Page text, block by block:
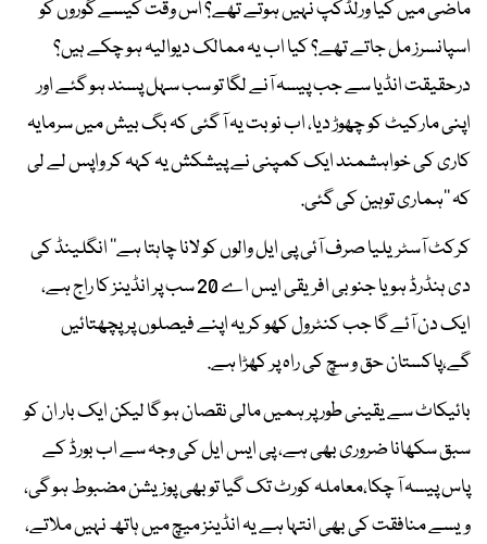
ماضی میں کیا ورلڈکپ نہیں ہوتے تھے؟ اس وقت کیسے گوروں کو
اسپانسرز مل جاتے تھے؟ کیا اب یہ ممالک دیوالیہ ہو چکے ہیں؟
درحقیقت انڈیا سے جب پیسہ آنے لگا تو سب سہل پسند ہو گئے اور
اپنی مارکیٹ کو چھوڑ دیا، اب نوبت یہ آ گئی کہ بگ بیش میں سرمایہ
کاری کی خواہشمند ایک کمپنی نے پیشکش یہ کہہ کر واپس لے لی
کہ ’’ہماری توہین کی گئی.
کرکٹ آسٹریلیا صرف آئی پی ایل والوں کو لانا چاہتا ہے‘‘ انگلینڈ کی
دی ہنڈرڈ ہو یا جنوبی افریقی ایس اے 20 سب پر انڈینز کا راج ہے،
ایک دن آئے گا جب کنٹرول کھو کر یہ اپنے فیصلوں پر پچھتائیں
گے،پاکستان حق و سچ کی راہ پر کھڑا ہے.
بائیکاٹ سے یقینی طور پر ہمیں مالی نقصان ہو گا لیکن ایک بار ان کو
سبق سکھانا ضروری بھی ہے، پی ایس ایل کی وجہ سے اب بورڈ کے
پاس پیسہ آ چکا،معاملہ کورٹ تک گیا تو بھی پوزیشن مضبوط ہو گی،
ویسے منافقت کی بھی انتہا ہے یہ انڈینز میچ میں ہاتھ نہیں ملاتے،